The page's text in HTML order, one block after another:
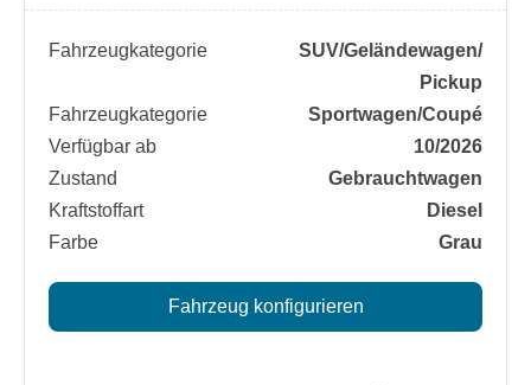
Fahrzeugkategorie
SUV/​Geländewagen/​
Pickup
Fahrzeugkategorie
Sportwagen/​Coupé
Verfügbar ab
10/2026
Zustand
Gebrauchtwagen
Kraftstoffart
Diesel
Farbe
Grau
Fahrzeug konfigurieren